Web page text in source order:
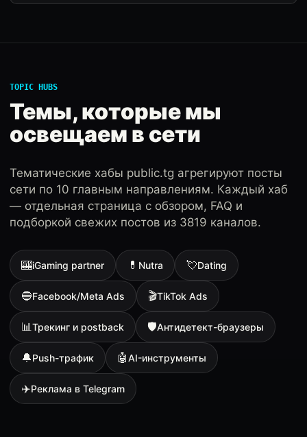
TOPIC HUBS
Темы, которые мы
освещаем в сети
Тематические хабы public.tg агрегируют посты
сети по 10 главным направлениям. Каждый хаб
— отдельная страница с обзором, FAQ и
подборкой свежих постов из 3819 каналов.
🎰iGaming partner 💊 Nutra 💘Dating
🔵Facebook/Meta Ads 🎬TikTok Ads
📊Трекинг и postback 🛡Антидетект-браузеры
🔔Push-трафик 🤖AI-инструменты
✈️Реклама в Telegram